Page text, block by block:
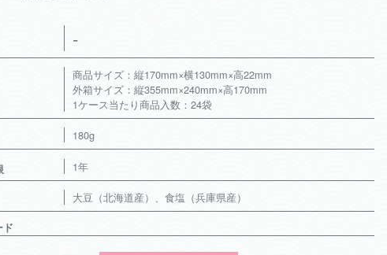
-
商品サイズ：縦170mm×横130mm×高22mm
外箱サイズ：縦355mm×240mm×高170mm
1ケース当たり商品入数：24袋
180g
1年
大豆（北海道産）、食塩（兵庫県産）
ド